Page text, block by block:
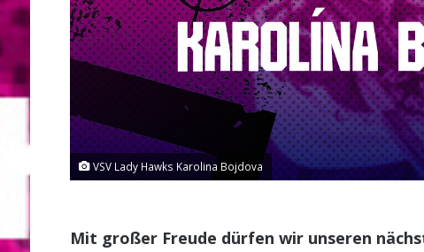
VSV Lady Hawks Karolina Bojdova
Mit großer Freude dürfen wir unseren